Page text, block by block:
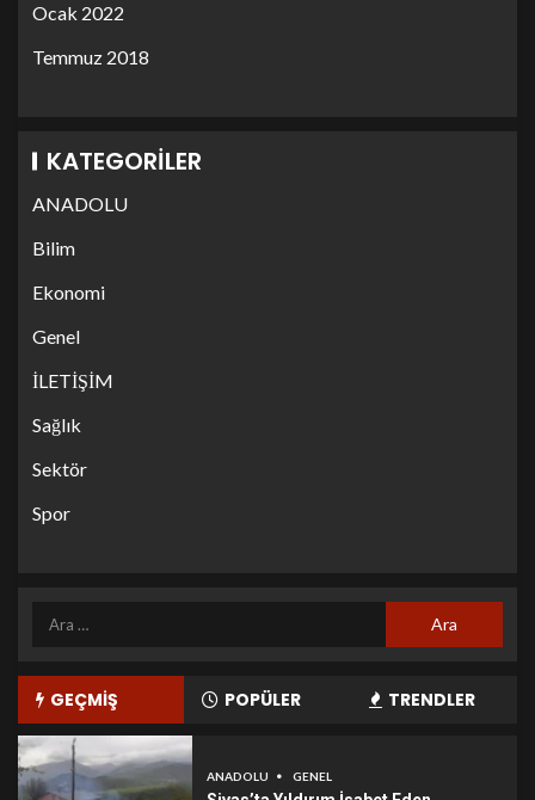
Ocak 2022
Temmuz 2018
KATEGORILER
ANADOLU
Bilim
Ekonomi
Genel
İLETİŞİM
Sağlık
Sektör
Spor
GEÇMİŞ POPÜLER TRENDLER
ANADOLU GENEL